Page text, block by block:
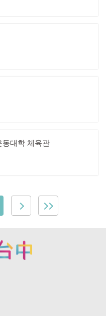
대학 체육관